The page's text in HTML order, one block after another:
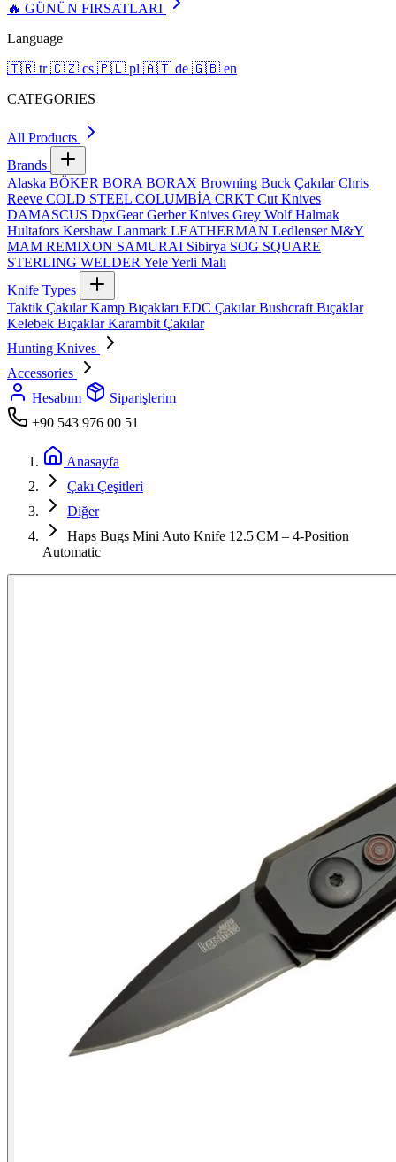
🔥 GÜNÜN FIRSATLARI
Language
🇹🇷 tr 🇨🇿 cs 🇵🇱 pl 🇦🇹 de 🇬🇧 en
CATEGORIES
All Products
Brands
Alaska BÖKER BORA BORAX Browning Buck ÇakılarChris
Reeve COLD STEEL COLUMBİA CRKT Cut Knives
DAMASCUS DpxGearGerber Knives Grey WolfHalmak
Hultafors Kershaw Lanmark LEATHERMAN LedlenserM&Y
MAM REMIXON SAMURAI Sibirya SOG SQUARE
STERLING WELDER YeleYerli Malı
Knife Types
Taktik ÇakılarKamp Bıçakları EDC ÇakılarBushcraft Bıçaklar
Kelebek BıçaklarKarambit Çakılar
Hunting Knives
Accessories
Hesabım
Siparişlerim
+90 543 976 00 51
Anasayfa
Çakı Çeşitleri
Diğer
Haps Bugs Mini Auto Knife 12.5 CM – 4‑Position
Automatic